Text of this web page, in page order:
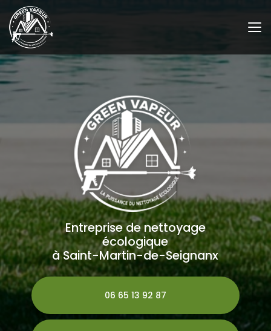
au
contenu
principal
Entreprise de nettoyage
écologique
à Saint-Martin-de-Seignanx
06 65 13 92 87